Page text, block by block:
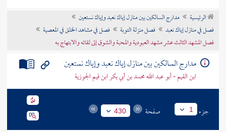
تراجم الأعلام
الرئيسية
مدارج السالكين بين منازل إياك نعبد وإياك نستعين
فصل في منازل إياك نعبد
فصل منزلة التوبة
فصل في مشاهد الخلق في المعصية
فصل المشهد الثالث عشر مشهد العبودية والمحبة والشوق إلى لقائه والابتهاج به
مدارج السالكين بين منازل إياك نعبد وإياك نستعين
ابن القيم - أبو عبد الله محمد بن أبي بكر ابن قيم الجوزية
جزء 1 صفحة 430